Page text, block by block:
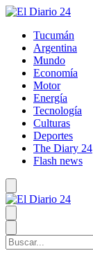
Tucumán
Argentina
Mundo
Economía
Motor
Energía
Tecnología
Culturas
Deportes
The Diary 24
Flash news